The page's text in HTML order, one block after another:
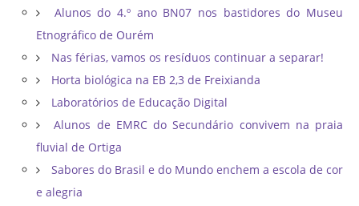
Alunos do 4.º ano BN07 nos bastidores do Museu
Etnográfico de Ourém
Nas férias, vamos os resíduos continuar a separar!
Horta biológica na EB 2,3 de Freixianda
Laboratórios de Educação Digital
Alunos de EMRC do Secundário convivem na praia
fluvial de Ortiga
Sabores do Brasil e do Mundo enchem a escola de cor
e alegria